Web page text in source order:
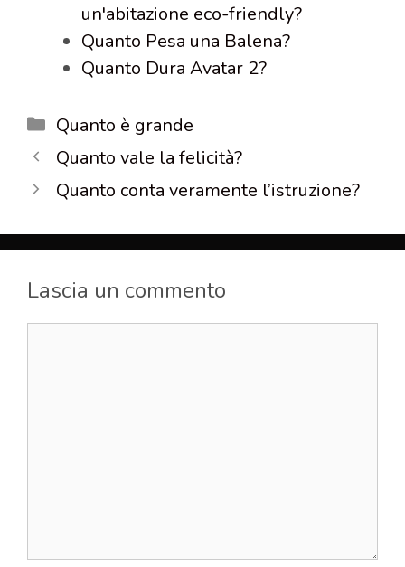
un'abitazione eco-friendly?
Quanto Pesa una Balena?
Quanto Dura Avatar 2?
Categorie
Quanto è grande
Quanto vale la felicità?
Quanto conta veramente l’istruzione?
Lascia un commento